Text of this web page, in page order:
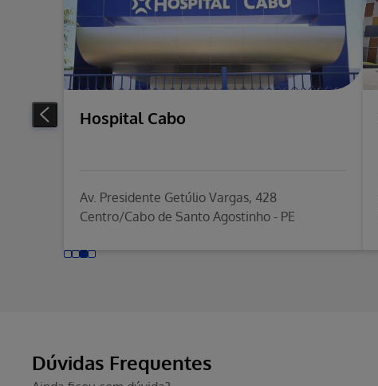
Hospital Cabo
Av. Presidente Getúlio Vargas, 428
Centro/Cabo de Santo Agostinho - PE
Dúvidas Frequentes